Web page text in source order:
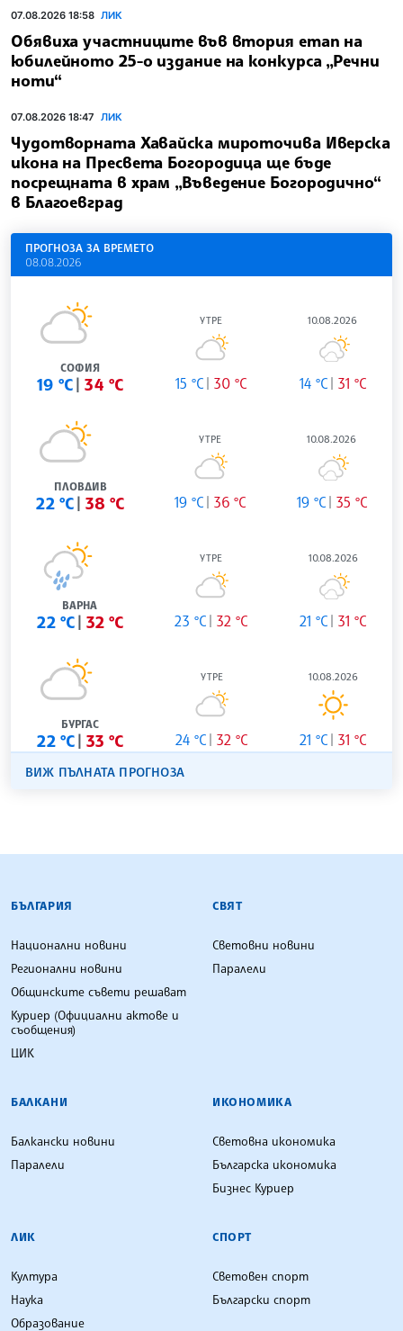
07.08.2026 18:58 ЛИК
Обявиха участниците във втория етап на
юбилейното 25-о издание на конкурса „Речни
ноти“
07.08.2026 18:47 ЛИК
Чудотворната Хавайска мироточива Иверска
икона на Пресвета Богородица ще бъде
посрещната в храм „Въведение Богородично“
в Благоевград
ПРОГНОЗА ЗА ВРЕМЕТО
08.08.2026
СОФИЯ
19 °C 34 °C
УТРЕ
15 °C 30 °C
10.08.2026
14 °C 31 °C
ПЛОВДИВ
22 °C 38 °C
УТРЕ
19 °C 36 °C
10.08.2026
19 °C 35 °C
ВАРНА
22 °C 32 °C
УТРЕ
23 °C 32 °C
10.08.2026
21 °C 31 °C
БУРГАС
22 °C 33 °C
УТРЕ
24 °C 32 °C
10.08.2026
21 °C 31 °C
ВИЖ ПЪЛНАТА ПРОГНОЗА
БЪЛГАРСКА ТЕЛЕГРАФНА АГЕНЦИЯ
БЪЛГАРИЯ
Национални новини
Регионални новини
Общинските съвети решават
Куриер (Официални актове и
съобщения)
ЦИК
СВЯТ
Световни новини
Паралели
БАЛКАНИ
Балкански новини
Паралели
ИКОНОМИКА
Световна икономика
Българска икономика
Бизнес Куриер
ЛИК
Култура
Наука
Образование
СПОРТ
Световен спорт
Български спорт